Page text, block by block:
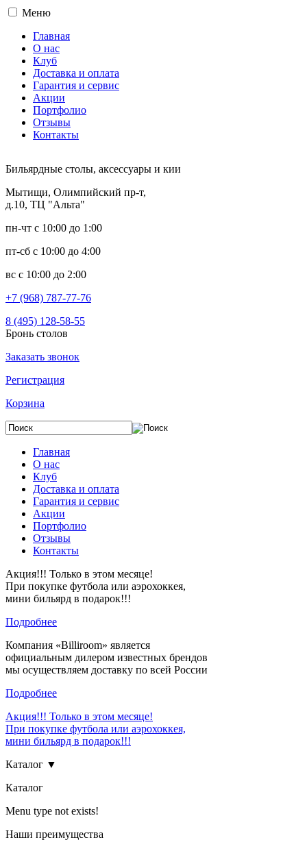
Меню
Главная
О нас
Клуб
Доставка и оплата
Гарантия и сервис
Акции
Портфолио
Отзывы
Контакты
Бильярдные столы, аксессуары и кии
Мытищи, Олимпийский пр-т,
д.10, ТЦ "Альта"
пн-чт с 10:00 до 1:00
пт-сб с 10:00 до 4:00
вс с 10:00 до 2:00
+7 (968) 787-77-76
8 (495) 128-58-55
Бронь столов
Заказать звонок
Регистрация
Корзина
Главная
О нас
Клуб
Доставка и оплата
Гарантия и сервис
Акции
Портфолио
Отзывы
Контакты
Акция!!! Только в этом месяце!
При покупке футбола или аэрохоккея,
мини бильярд в подарок!!!
Подробнее
Компания «Billiroom» является
официальным дилером известных брендов
мы осуществляем доставку по всей России
Подробнее
Акция!!! Только в этом месяце!
При покупке футбола или аэрохоккея,
мини бильярд в подарок!!!
Каталог ▼
Каталог
Menu type not exists!
Наши преимущества